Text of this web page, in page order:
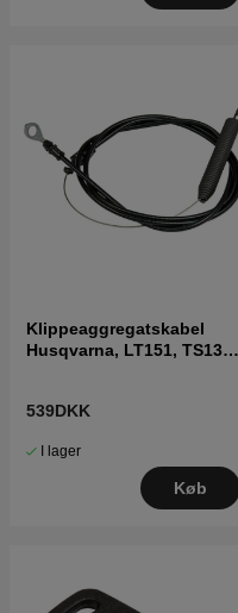
Klippeaggregatskabel
Husqvarna, LT151, TS138,
539DKK
I lager
Køb